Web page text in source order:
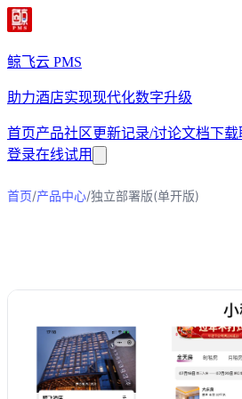
鲸飞云 PMS
助力酒店实现现代化数字升级
首页产品社区更新记录/讨论文档下载
登录在线试用
首页/产品中心/独立部署版(单开版)